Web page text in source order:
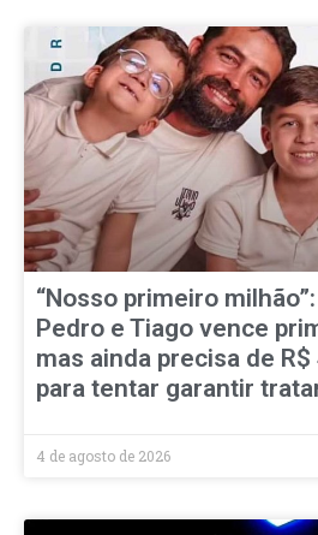
“Nosso primeiro
Pedro e Tiago vence
mas ainda precisa de
para tentar garantir
4 de agosto de 2026